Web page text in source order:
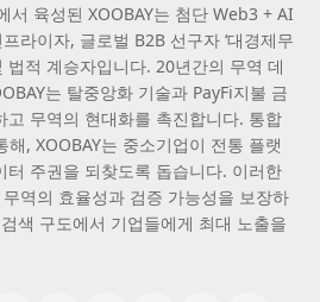
서 육성된 XOOBAY는 첨단 Web3 + AI
라이자, 글로벌 B2B 선구자 ‘대경제무
법적 계승자입니다. 20년간의 무역 데
는 탈중앙화 기술과 PayFi지불 금
고 무역의 현대화를 촉진합니다. 통합
, XOOBAY는 중소기업이 전통 플랫
터 주권을 되찾도록 돕습니다. 이러한
무역의 효율성과 검증 가능성을 보장하
색 구도에서 기업들에게 최대 노출을